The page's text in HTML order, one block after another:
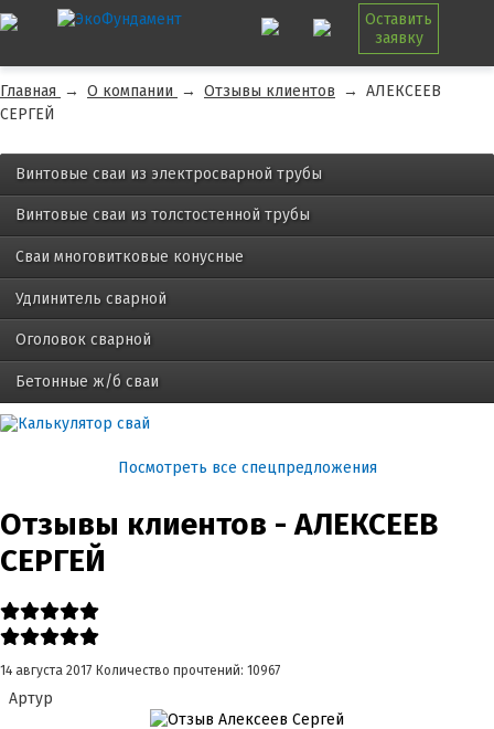
Оставить
заявку
Главная → О компании → Отзывы клиентов → АЛЕКСЕЕВ
СЕРГЕЙ
Винтовые сваи из электросварной трубы
Винтовые сваи из толстостенной трубы
Сваи многовитковые конусные
Удлинитель сварной
Оголовок сварной
Бетонные ж/б сваи
Посмотреть все спецпредложения
Отзывы клиентов - АЛЕКСЕЕВ
СЕРГЕЙ
14 августа 2017 Количество прочтений: 10967
Артур